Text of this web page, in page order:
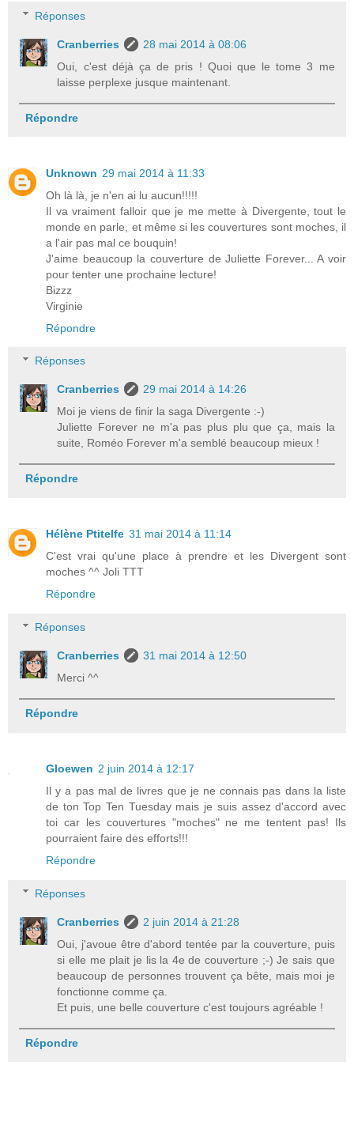
Réponses
Cranberries
28 mai 2014 à 08:06
Oui, c'est déjà ça de pris ! Quoi que le tome 3 me
laisse perplexe jusque maintenant.
Répondre
Unknown 29 mai 2014 à 11:33
Oh là là, je n'en ai lu aucun!!!!!
Il va vraiment falloir que je me mette à Divergente, tout le
monde en parle, et même si les couvertures sont moches, il
a l'air pas mal ce bouquin!
J'aime beaucoup la couverture de Juliette Forever... A voir
pour tenter une prochaine lecture!
Bizzz
Virginie
Répondre
Réponses
Cranberries
29 mai 2014 à 14:26
Moi je viens de finir la saga Divergente :-)
Juliette Forever ne m'a pas plus plu que ça, mais la
suite, Roméo Forever m'a semblé beaucoup mieux !
Répondre
Hélène Ptitelfe 31 mai 2014 à 11:14
C'est vrai qu'une place à prendre et les Divergent sont
moches ^^ Joli TTT
Répondre
Réponses
Cranberries
31 mai 2014 à 12:50
Merci ^^
Répondre
Gloewen 2 juin 2014 à 12:17
Il y a pas mal de livres que je ne connais pas dans la liste
de ton Top Ten Tuesday mais je suis assez d'accord avec
toi car les couvertures "moches" ne me tentent pas! Ils
pourraient faire des efforts!!!
Répondre
Réponses
Cranberries
2 juin 2014 à 21:28
Oui, j'avoue être d'abord tentée par la couverture, puis
si elle me plait je lis la 4e de couverture ;-) Je sais que
beaucoup de personnes trouvent ça bête, mais moi je
fonctionne comme ça.
Et puis, une belle couverture c'est toujours agréable !
Répondre